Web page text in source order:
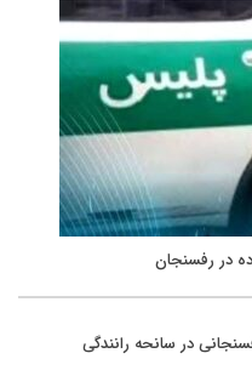
در رفسنجان